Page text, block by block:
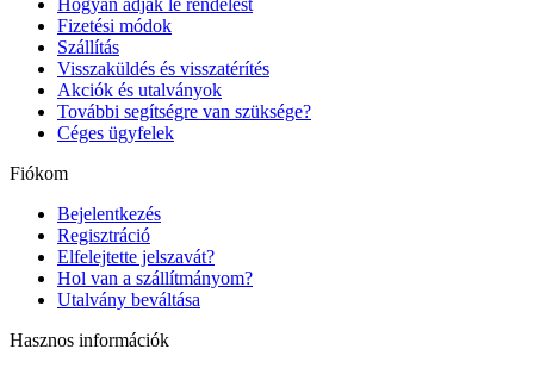
Fizetési módok
Szállítás
Visszaküldés és visszatérítés
Akciók és utalványok
További segítségre van szüksége?
Céges ügyfelek
Fiókom
Bejelentkezés
Regisztráció
Elfelejtette jelszavát?
Hol van a szállítmányom?
Utalvány beváltása
Hasznos információk